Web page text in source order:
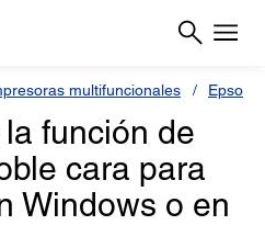
multifuncionales Epson L
función de
cara para
Windows o en